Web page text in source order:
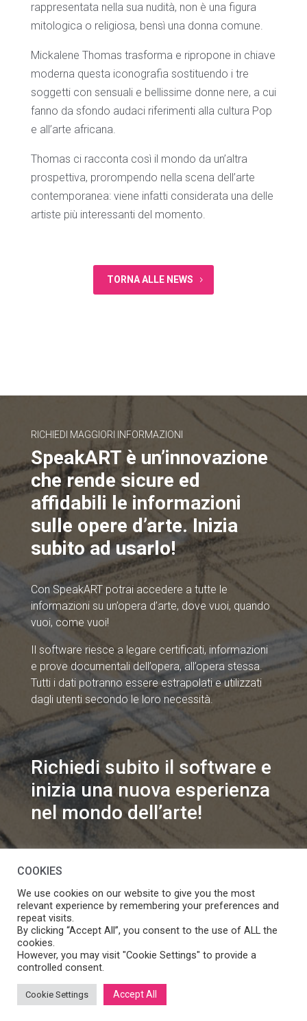
rappresentata nella sua nudità, non è una figura
mitologica o religiosa, bensì una donna comune.
Mickalene Thomas trasforma e ripropone in chiave
moderna questa iconografia sostituendo i tre
soggetti con sensuali e bellissime donne nere, a cui
fanno da sfondo audaci riferimenti alla cultura Pop
e all’arte africana.
Thomas ci racconta così il mondo da un’altra
prospettiva, prorompendo nella scena dell’arte
contemporanea: viene infatti considerata una delle
artiste più interessanti del momento.
TORNA ALLE NEWS
RICHIEDI MAGGIORI INFORMAZIONI
SpeakART è un’innovazione
che rende sicure ed
affidabili le informazioni
sulle opere d’arte. Inizia
subito ad usarlo!
Con SpeakART potrai accedere a tutte le
informazioni su un’opera d’arte, dove vuoi, quando
vuoi, come vuoi!
Il software riesce a legare certificati, informazioni
e prove documentali dell’opera, all’opera stessa.
Tutti i dati potranno essere estrapolati e utilizzati
dagli utenti secondo le loro necessità.
Richiedi subito il software e
inizia una nuova esperienza
nel mondo dell’arte!
Se vuoi modificare le preferenze sul consenso cookie
cliccaManage consent
COOKIES
We use cookies on our website to give you the most
relevant experience by remembering your preferences and
repeat visits.
By clicking “Accept All”, you consent to the use of ALL the
cookies.
However, you may visit "Cookie Settings" to provide a
controlled consent.
Cookie Settings Accept All